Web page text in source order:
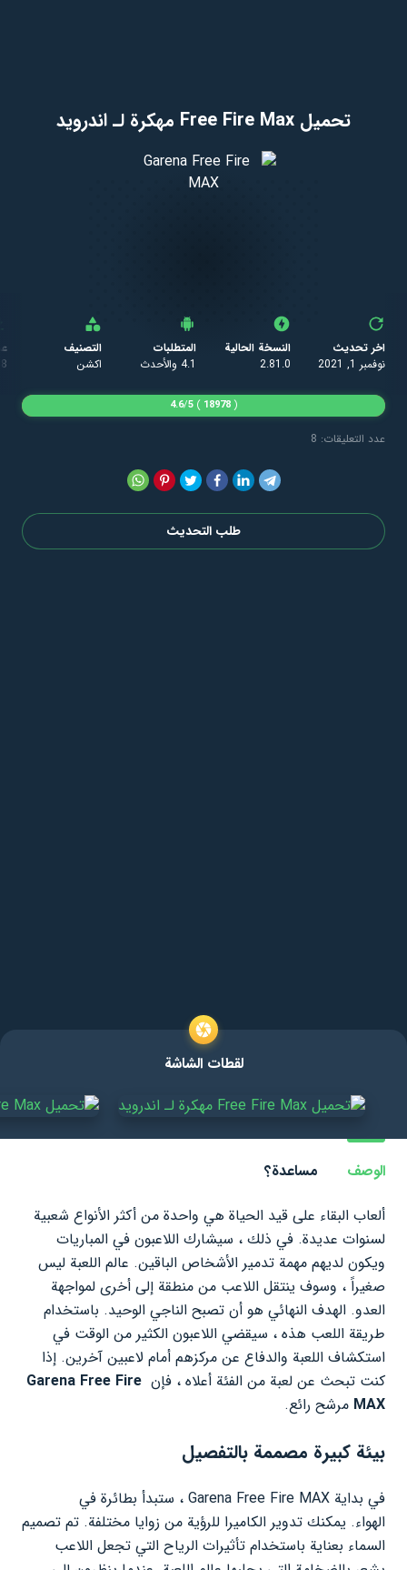
تحميل Free Fire Max مهكرة لـ اندرويد
اخر تحديث
نوفمبر 1, 2021
النسخة الحالية
2.81.0
المتطلبات
4.1 والأحدث
التصنيف
اكشن
عدد التعليقات: 8
(
18978
)
4.6/5
طلب التحديث
لقطات الشاشة
الوصف
مساعدة؟
ألعاب البقاء على قيد الحياة هي واحدة من أكثر الأنواع شعبية
لسنوات عديدة. في ذلك ، سيشارك اللاعبون في المباريات
ويكون لديهم مهمة تدمير الأشخاص الباقين. عالم اللعبة ليس
صغيراً ، وسوف ينتقل اللاعب من منطقة إلى أخرى لمواجهة
العدو. الهدف النهائي هو أن تصبح الناجي الوحيد. باستخدام
طريقة اللعب هذه ، سيقضي اللاعبون الكثير من الوقت في
استكشاف اللعبة والدفاع عن مركزهم أمام لاعبين آخرين. إذا
كنت تبحث عن لعبة من الفئة أعلاه ، فإن Garena Free Fire
MAX مرشح رائع.
بيئة كبيرة مصممة بالتفصيل
في بداية Garena Free Fire MAX ، ستبدأ بطائرة في
الهواء. يمكنك تدوير الكاميرا للرؤية من زوايا مختلفة. تم تصميم
السماء بعناية باستخدام تأثيرات الرياح التي تجعل اللاعب